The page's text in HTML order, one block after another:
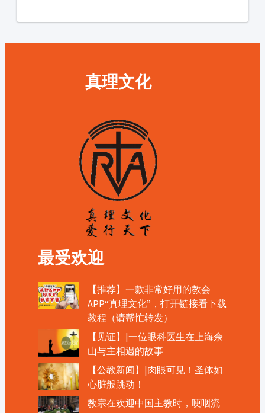
真理文化
最受欢迎
【推荐】一款非常好用的教会
APP“真理文化”，打开链接看下载
教程（请帮忙转发）
【见证】|一位眼科医生在上海佘
山与主相遇的故事
【公教新闻】|肉眼可见！圣体如
心脏般跳动！
教宗在欢迎中国主教时，哽咽流